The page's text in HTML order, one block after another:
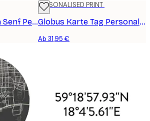
Globus Karte Rosa Senf Personalisiert Poster
PERSONALISED PRINT
Globus Karte Tag Personalisiert Poster
Ab 31,95 €